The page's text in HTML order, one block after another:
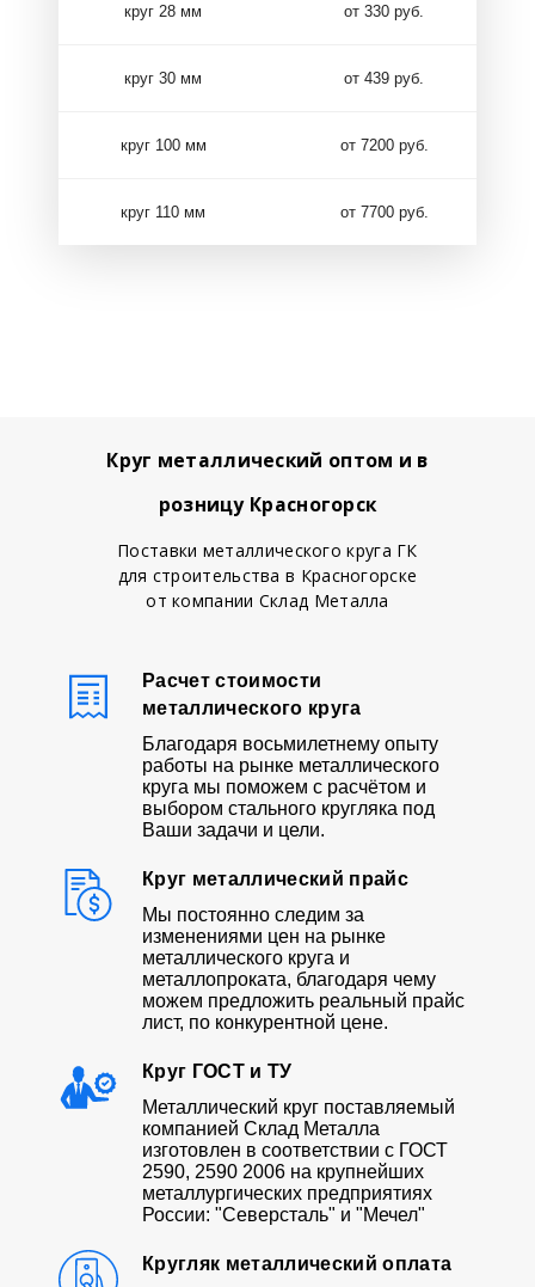
круг 28 мм от 330 руб.
круг 30 мм от 439 руб.
круг 100 мм от 7200 руб.
круг 110 мм от 7700 руб.
Круг металлический оптом и в
розницу Красногорск
Поставки металлического круга ГК
для строительства в Красногорске
от компании Склад Металла
Расчет стоимости
металлического круга
Благодаря восьмилетнему опыту
работы на рынке металлического
круга мы поможем с расчётом и
выбором стального кругляка под
Ваши задачи и цели.
Круг металлический прайс
Мы постоянно следим за
изменениями цен на рынке
металлического круга и
металлопроката, благодаря чему
можем предложить реальный прайс
лист, по конкурентной цене.
Круг ГОСТ и ТУ
Металлический круг поставляемый
компанией Склад Металла
изготовлен в соответствии с ГОСТ
2590, 2590 2006 на крупнейших
металлургических предприятиях
России: "Северсталь" и "Мечел"
Кругляк металлический оплата